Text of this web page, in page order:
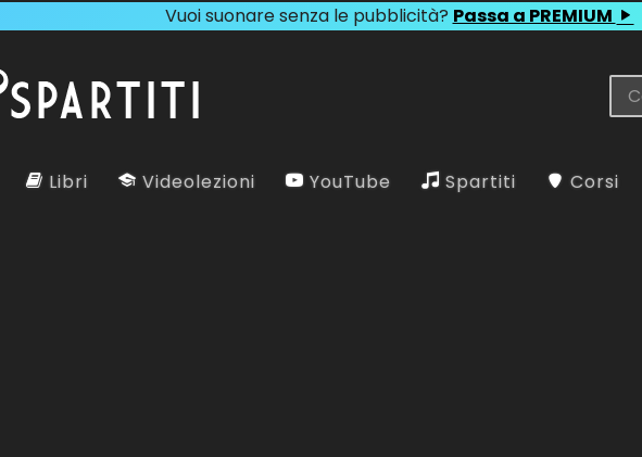
Vuoi suonare senza le pubblicità? Passa a PREMIUM
Libri Videolezioni YouTube Spartiti Corsi